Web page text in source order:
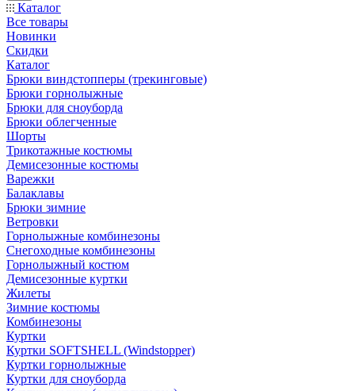
Каталог
Все товары
Новинки
Скидки
Каталог
Брюки виндстопперы (трекинговые)
Брюки горнолыжные
Брюки для сноуборда
Брюки облегченные
Шорты
Трикотажные костюмы
Демисезонные костюмы
Варежки
Балаклавы
Брюки зимние
Ветровки
Горнолыжные комбинезоны
Снегоходные комбинезоны
Горнолыжный костюм
Демисезонные куртки
Жилеты
Зимние костюмы
Комбинезоны
Куртки
Куртки SOFTSHELL (Windstopper)
Куртки горнолыжные
Куртки для сноуборда